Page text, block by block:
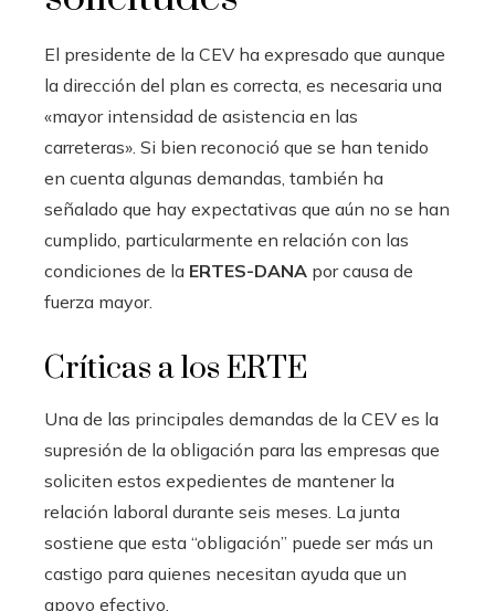
El presidente de la CEV ha expresado que aunque
la dirección del plan es correcta, es necesaria una
«mayor intensidad de asistencia en las
carreteras». Si bien reconoció que se han tenido
en cuenta algunas demandas, también ha
señalado que hay expectativas que aún no se han
cumplido, particularmente en relación con las
condiciones de la ERTES-DANA por causa de
fuerza mayor.
Críticas a los ERTE
Una de las principales demandas de la CEV es la
supresión de la obligación para las empresas que
soliciten estos expedientes de mantener la
relación laboral durante seis meses. La junta
sostiene que esta “obligación” puede ser más un
castigo para quienes necesitan ayuda que un
apoyo efectivo.